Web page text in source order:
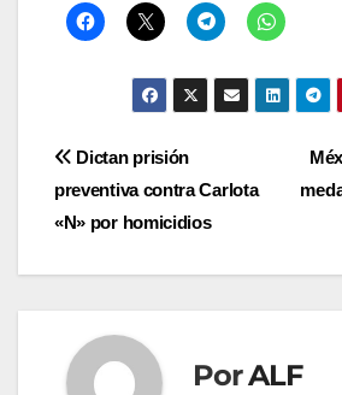
Navegación
de
entradas
Dictan prisión
preventiva contra Carlota
«N» por homicidios
PorALF